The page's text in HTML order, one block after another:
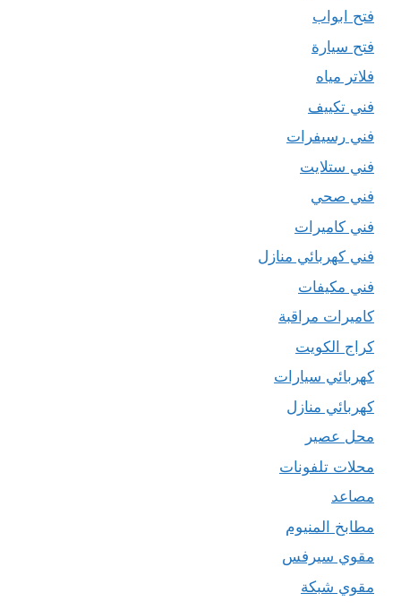
فتح ابواب
فتح سيارة
فلاتر مياه
فني تكييف
فني رسيفرات
فني ستلايت
فني صحي
فني كاميرات
فني كهربائي منازل
فني مكيفات
كاميرات مراقبة
كراج الكويت
كهربائي سيارات
كهربائي منازل
محل عصير
محلات تلفونات
مصاعد
مطابخ المنيوم
مقوي سيرفس
مقوي شبكة